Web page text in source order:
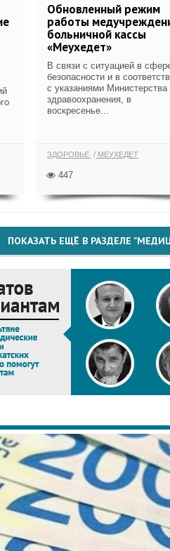
Обновленный режим
работы
больничной кассы
«Меухедет»
В связи с ситуацией в
безопасности и в
с указаниями Министерства
здравоохранения, в
воскресенье...
ЗДОРОВЬЕ МЕУХЕДЕТ
447
ПОКАЗАТЬ ЕЩЁ В РАЗДЕЛЕ